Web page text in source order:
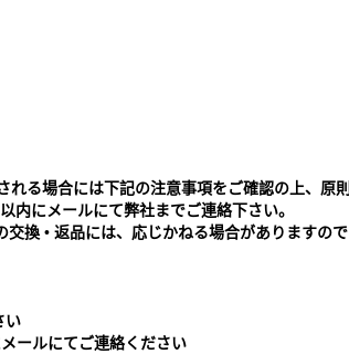
れる場合には下記の注意事項をご確認の上、原則
内にメールにて弊社までご連絡下さい。
交換 • 返品には、応じかねる場合がありますので
い
ールにてご連絡ください